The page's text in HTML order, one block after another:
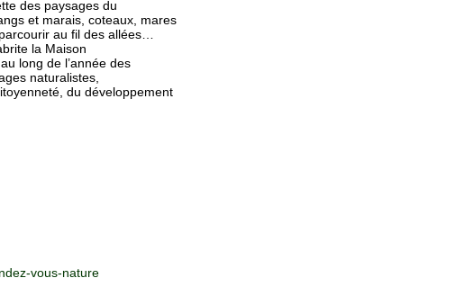
des paysages du
et marais, coteaux, mares
au fil des allées…
la Maison
long de l’année des
naturalistes,
du développement
vous-nature